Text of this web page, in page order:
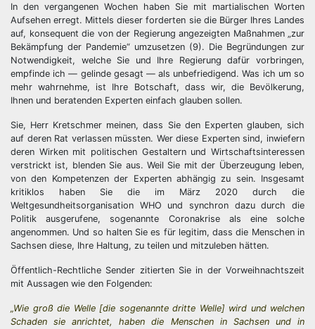
In den vergangenen Wochen haben Sie mit martialischen Worten
Aufsehen erregt. Mittels dieser forderten sie die Bürger Ihres Landes
auf, konsequent die von der Regierung angezeigten Maßnahmen „zur
Bekämpfung der Pandemie“ umzusetzen (9). Die Begründungen zur
Notwendigkeit, welche Sie und Ihre Regierung dafür vorbringen,
empfinde ich — gelinde gesagt — als unbefriedigend. Was ich um so
mehr wahrnehme, ist Ihre Botschaft, dass wir, die Bevölkerung,
Ihnen und beratenden Experten einfach glauben sollen.
Sie, Herr Kretschmer meinen, dass Sie den Experten glauben, sich
auf deren Rat verlassen müssten. Wer diese Experten sind, inwiefern
deren Wirken mit politischen Gestaltern und Wirtschaftsinteressen
verstrickt ist, blenden Sie aus. Weil Sie mit der Überzeugung leben,
von den Kompetenzen der Experten abhängig zu sein. Insgesamt
kritiklos haben Sie die im März 2020 durch die
Weltgesundheitsorganisation WHO und synchron dazu durch die
Politik ausgerufene, sogenannte Coronakrise als eine solche
angenommen. Und so halten Sie es für legitim, dass die Menschen in
Sachsen diese, Ihre Haltung, zu teilen und mitzuleben hätten.
Öffentlich-Rechtliche Sender zitierten Sie in der Vorweihnachtszeit
mit Aussagen wie den Folgenden:
„Wie groß die Welle [die sogenannte dritte Welle] wird und welchen
Schaden sie anrichtet, haben die Menschen in Sachsen und in